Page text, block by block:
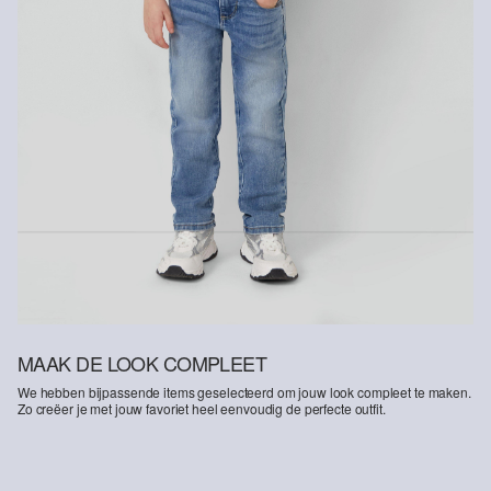
MAAK DE LOOK COMPLEET
We hebben bijpassende items geselecteerd om jouw look compleet te maken.
Zo creëer je met jouw favoriet heel eenvoudig de perfecte outfit.